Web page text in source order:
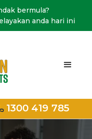
bermula?
anda hari ini
1300 419 785